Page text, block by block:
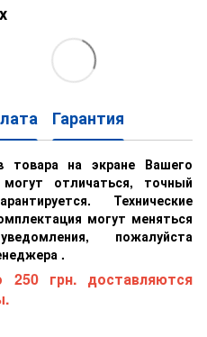
Гарантия
товара на экране Вашего
отличаться, точный
Технические
могут меняться
пожалуйста
.
грн. доставляются